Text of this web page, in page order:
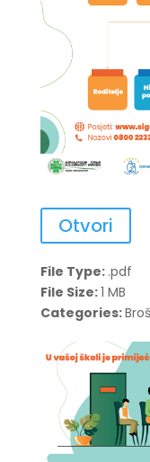
Otvori
File Type: .pdf
File Size:1 MB
Categories: